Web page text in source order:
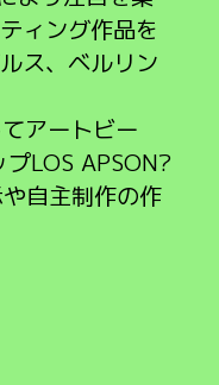
ィング作品を
ス、ベルリン
アートビー
LOS APSON?
自主制作の作